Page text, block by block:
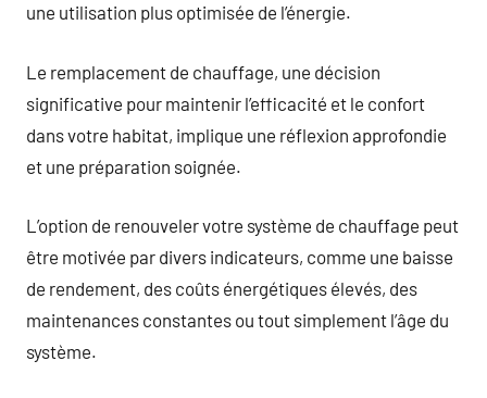
une utilisation plus optimisée de l’énergie.
Le remplacement de chauffage, une décision
significative pour maintenir l’efficacité et le confort
dans votre habitat, implique une réflexion approfondie
et une préparation soignée.
L’option de renouveler votre système de chauffage peut
être motivée par divers indicateurs, comme une baisse
de rendement, des coûts énergétiques élevés, des
maintenances constantes ou tout simplement l’âge du
système.